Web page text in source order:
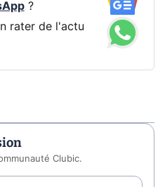
?
rater de l'actu
Clubic.